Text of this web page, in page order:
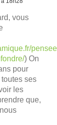
vous
) On
pour
ses
les
que,